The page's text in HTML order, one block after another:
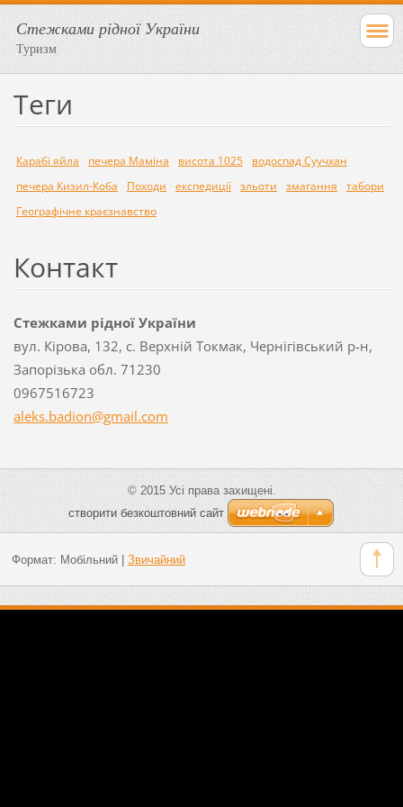
Стежками рідної України
Туризм
Теги
Карабі яйла печера Маміна висота 1025
водоспад Суучхан
печера Кизил-Коба
Походи експедиції зльоти змагання
табори
Географічне краєзнавство
Контакт
Стежками рідної України
вул. Кірова, 132, с. Верхній Токмак, Чернігівський р-н,
Запорізька обл. 71230
0967516723
aleks.badion@gmail.com
© 2015 Усі права захищені.
cтворити безкоштовний сайт
Формат: Мобільний| Звичайний